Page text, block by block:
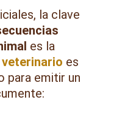
la clave
es la
es
para emitir un